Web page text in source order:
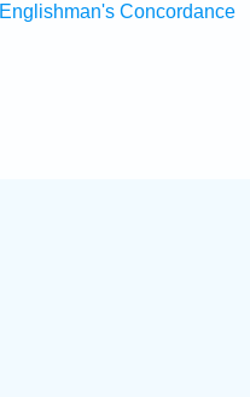
Englishman's Concordance